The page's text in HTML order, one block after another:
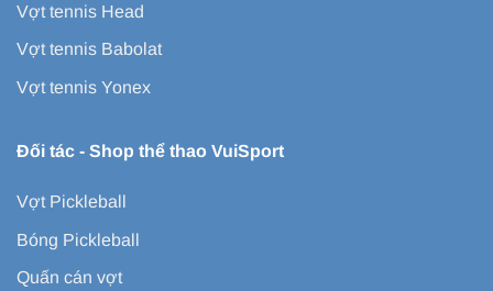
Vợt tennis Head
Vợt tennis Babolat
Vợt tennis Yonex
Đối tác - Shop thể thao VuiSport
Vợt Pickleball
Bóng Pickleball
Quấn cán vợt